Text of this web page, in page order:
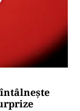
întâlnește